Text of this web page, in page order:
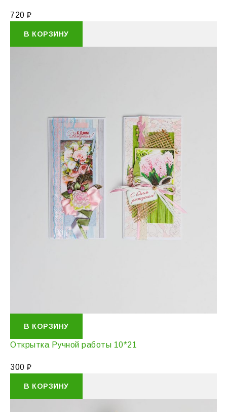
720 ₽
В КОРЗИНУ
В КОРЗИНУ
Открытка Ручной работы 10*21
300 ₽
В КОРЗИНУ